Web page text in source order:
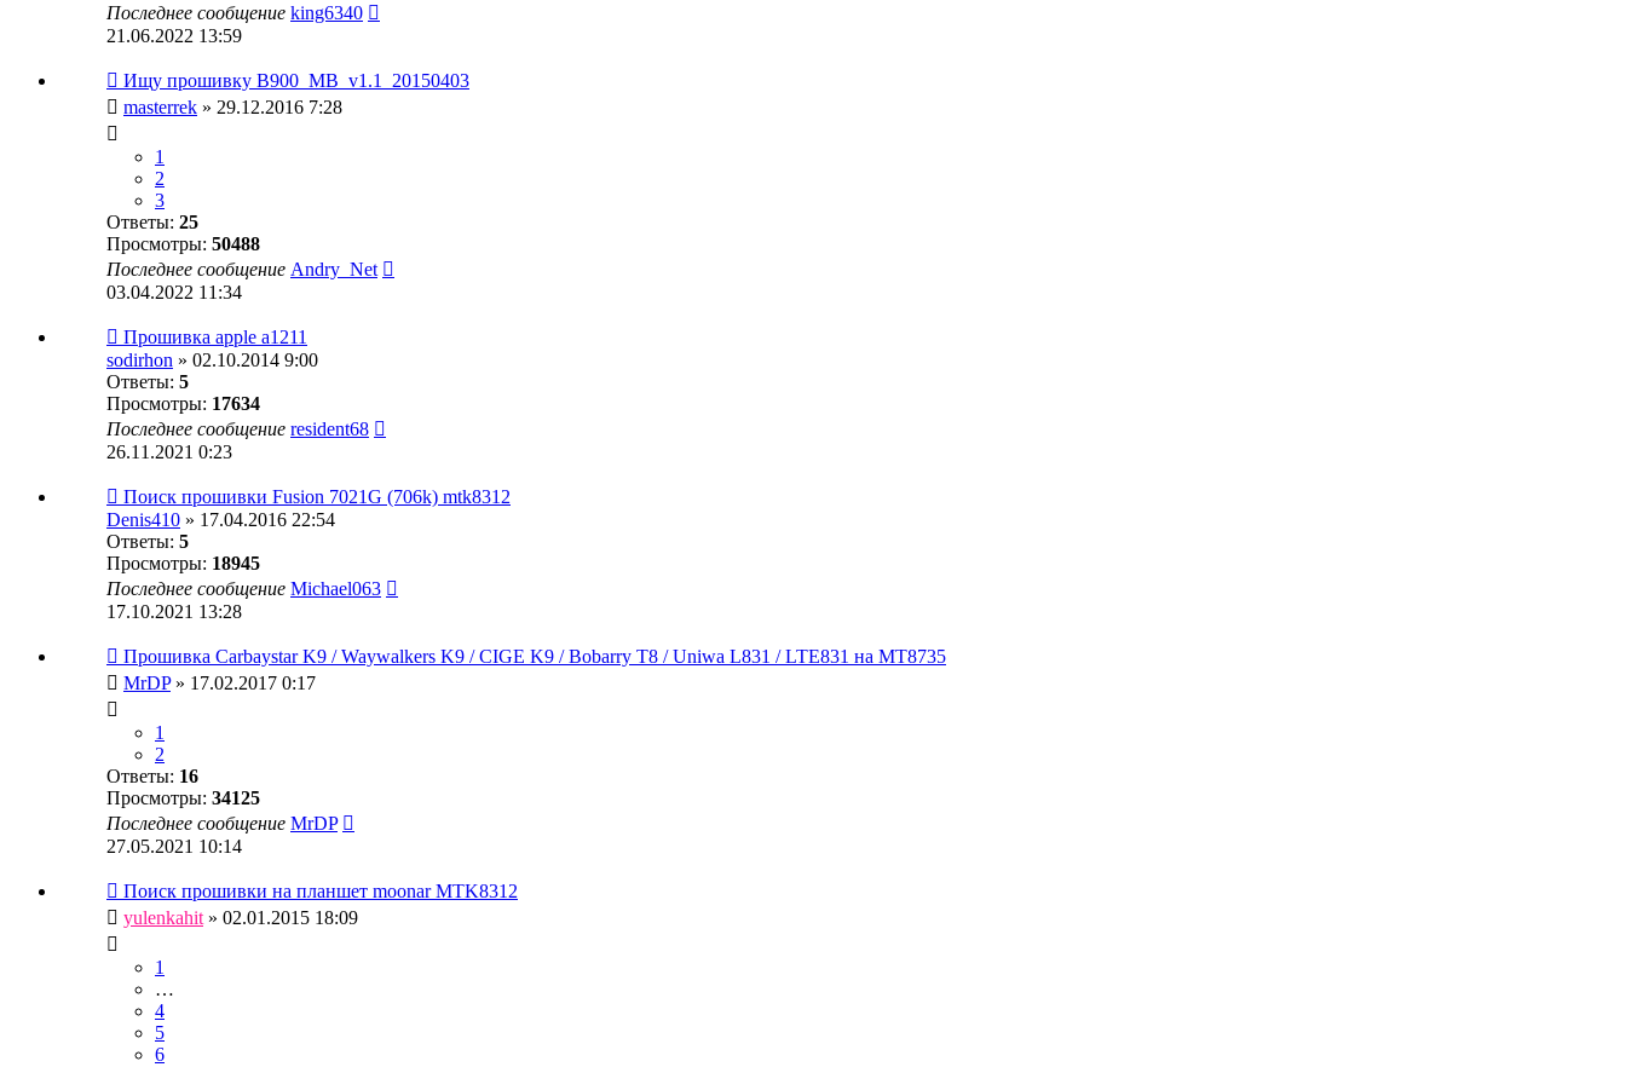
Последнее сообщение king6340
21.06.2022 13:59
Ищу прошивку B900_MB_v1.1_20150403
masterrek » 29.12.2016 7:28
1
2
3
Ответы: 25
Просмотры: 50488
Последнее сообщение Andry_Net
03.04.2022 11:34
Прошивка apple a1211
sodirhon » 02.10.2014 9:00
Ответы: 5
Просмотры: 17634
Последнее сообщение resident68
26.11.2021 0:23
Поиск прошивки Fusion 7021G (706k) mtk8312
Denis410 » 17.04.2016 22:54
Ответы: 5
Просмотры: 18945
Последнее сообщение Michael063
17.10.2021 13:28
Прошивка Carbaystar K9 / Waywalkers K9 / CIGE K9 / Bobarry T8 / Uniwa L831 / LTE831 на MT8735
MrDP» 17.02.2017 0:17
1
2
Ответы: 16
Просмотры: 34125
Последнее сообщение MrDP
27.05.2021 10:14
Поиск прошивки на планшет moonar MTK8312
yulenkahit» 02.01.2015 18:09
1
…
4
5
6